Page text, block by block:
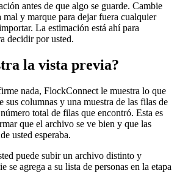
antes de que algo se guarde. Cambie
y marque para dejar fuera cualquier
La estimación está ahí para
decidir por usted.
la vista previa?
nada, FlockConnect le muestra lo que
sus columnas y una muestra de las filas de
total de filas que encontró. Esta es
que el archivo se ve bien y que las
usted esperaba.
puede subir un archivo distinto y
se agrega a su lista de personas en la etapa